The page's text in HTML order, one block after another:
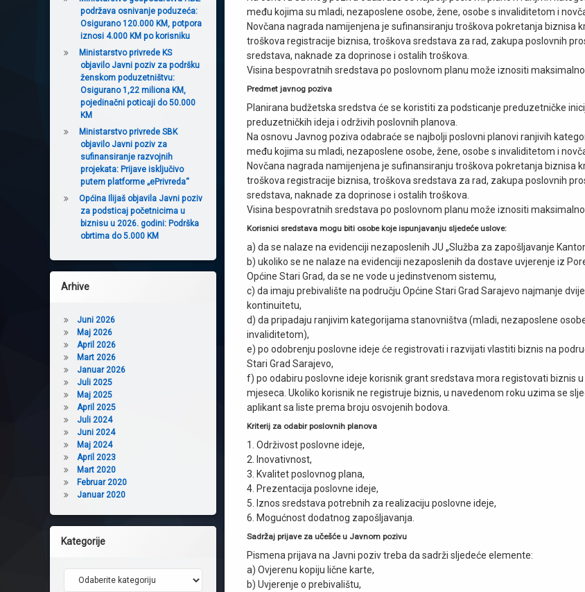
među kojima su mladi, nezaposlene osobe, žene, osobe s invaliditetom i
Novčana nagrada namijenjena je sufinansiranju troškova pokretanja biznisa
troškova registracije biznisa, troškova sredstava za rad, zakupa poslovnih
sredstava, naknade za doprinose i ostalih troškova.
Visina bespovratnih sredstava po poslovnom planu može iznositi maksimalno
Predmet javnog poziva
Planirana budžetska sredstva će se koristiti za podsticanje preduzetničke
preduzetničkih ideja i održivih poslovnih planova.
Na osnovu Javnog poziva odabraće se najbolji poslovni planovi ranjivih
među kojima su mladi, nezaposlene osobe, žene, osobe s invaliditetom i
Novčana nagrada namijenjena je sufinansiranju troškova pokretanja biznisa
troškova registracije biznisa, troškova sredstava za rad, zakupa poslovnih
sredstava, naknade za doprinose i ostalih troškova.
Visina bespovratnih sredstava po poslovnom planu može iznositi maksimalno
Korisnici sredstava mogu biti osobe koje ispunjavanju sljedeće uslove:
a) da se nalaze na evidenciji nezaposlenih JU „Služba za zapošljavanje
b) ukoliko se ne nalaze na evidenciji nezaposlenih da dostave uvjerenje iz
Općine Stari Grad, da se ne vode u jedinstvenom sistemu,
c) da imaju prebivalište na području Općine Stari Grad Sarajevo najmanje
kontinuitetu,
d) da pripadaju ranjivim kategorijama stanovništva (mladi, nezaposlene
invaliditetom),
e) po odobrenju poslovne ideje će registrovati i razvijati vlastiti biznis na
Stari Grad Sarajevo,
f) po odabiru poslovne ideje korisnik grant sredstava mora registovati biznis u
mjeseca. Ukoliko korisnik ne registruje biznis, u navedenom roku uzima se
aplikant sa liste prema broju osvojenih bodova.
Kriterij za odabir poslovnih planova
1. Održivost poslovne ideje,
2. Inovativnost,
3. Kvalitet poslovnog plana,
4. Prezentacija poslovne ideje,
5. Iznos sredstava potrebnih za realizaciju poslovne ideje,
6. Mogućnost dodatnog zapošljavanja.
Sadržaj prijave za učešće u Javnom pozivu
Pismena prijava na Javni poziv treba da sadrži sljedeće elemente:
a) Ovjerenu kopiju lične karte,
b) Uvjerenje o prebivalištu,
podržava osnivanje poduzeća:
Osigurano 120.000 KM, potpora
iznosi 4.000 KM po korisniku
Ministarstvo privrede KS
objavilo Javni poziv za podršku
ženskom poduzetništvu:
Osigurano 1,22 miliona KM,
pojedinačni poticaji do 50.000
KM
Ministarstvo privrede SBK
objavilo Javni poziv za
sufinansiranje razvojnih
projekata: Prijave isključivo
putem platforme „ePrivreda“
Općina Ilijaš objavila Javni poziv
za podsticaj početnicima u
biznisu u 2026. godini: Podrška
obrtima do 5.000 KM
Arhive
Juni 2026
Maj 2026
April 2026
Mart 2026
Januar 2026
Juli 2025
Maj 2025
April 2025
Juli 2024
Juni 2024
Maj 2024
April 2023
Mart 2020
Februar 2020
Januar 2020
Kategorije
Kategorije